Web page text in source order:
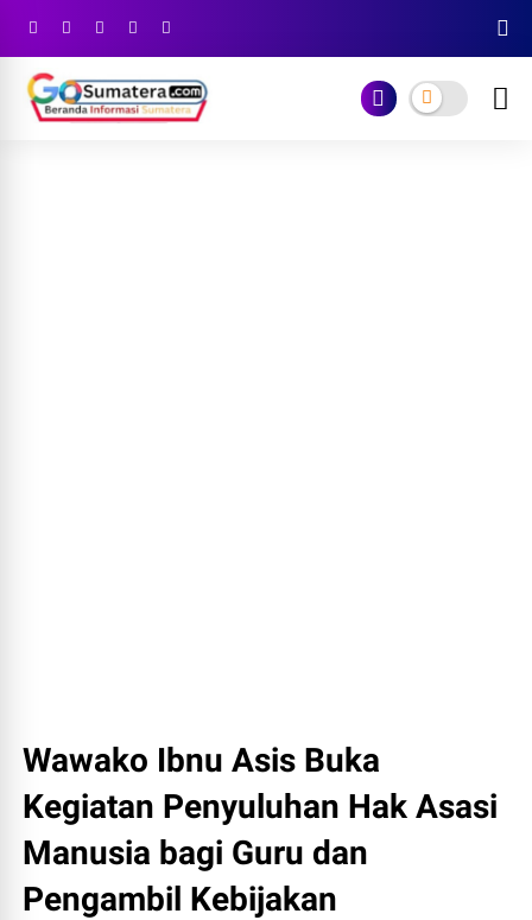
Wawako Ibnu Asis Buka
Kegiatan Penyuluhan Hak Asasi
Manusia bagi Guru dan
Pengambil Kebijakan